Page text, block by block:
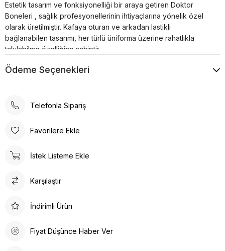
Estetik tasarım ve fonksiyonelliği bir araya getiren Doktor
Boneleri , sağlık profesyonellerinin ihtiyaçlarına yönelik özel
olarak üretilmiştir. Kafaya oturan ve arkadan lastikli
bağlanabilen tasarımı, her türlü üniforma üzerine rahatlıkla
takılabilme özelliğine sahiptir.
konforlu bir deneyim sunar. Kumaş renkleri canlı ve
yapısı, terletme yapmaz ve yaz-kış kullanım için idealdir.
sağlık profesyonellerinin uzun çalışma saatlerinde rahatlıkla
Doktor Bone ile şıklık, konfor ve fonksiyonelliği bir arada
Doktor Bone
Arkadan lastikli tasarımı, kafaya oturan formu ve pamuklu ter
solma yapmaz, kolay ütülenir ve canlı renkleri ile şıklığı bir
araya getirir.
Ödeme Seçenekleri
Telefonla Sipariş
Favorilere Ekle
İstek Listeme Ekle
Karşılaştır
İndirimli Ürün
Fiyat Düşünce Haber Ver